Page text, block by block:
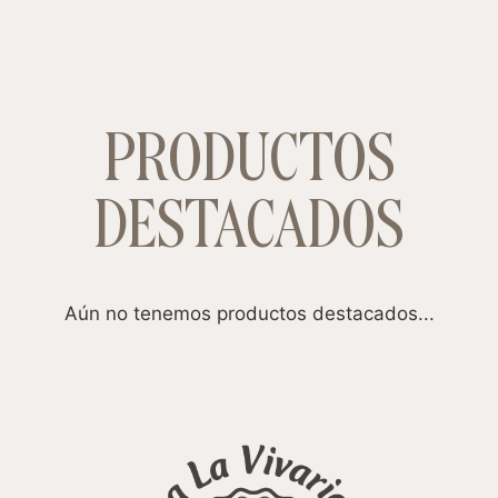
PRODUCTOS
DESTACADOS
Aún no tenemos productos destacados...